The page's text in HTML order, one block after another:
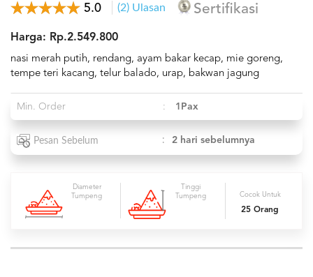
5.0 (2) Ulasan Sertifikasi
Harga: Rp.2.549.800
nasi merah putih, rendang, ayam bakar kecap, mie goreng,
tempe teri kacang, telur balado, urap, bakwan jagung
Min. Order : 1Pax
Pesan Sebelum : 2 hari sebelumnya
Diameter
Tumpeng
Tinggi
Tumpeng
Cocok Untuk
25 Orang